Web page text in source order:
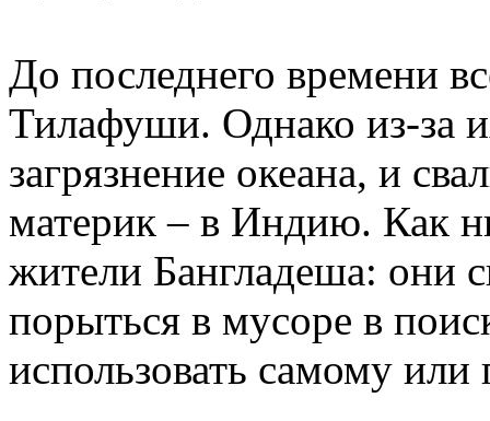
До последнего времени
Тилафуши. Однако из-за
загрязнение океана, и
материк – в Индию. Как
жители Бангладеша: они
порыться в мусоре в
использовать самому или